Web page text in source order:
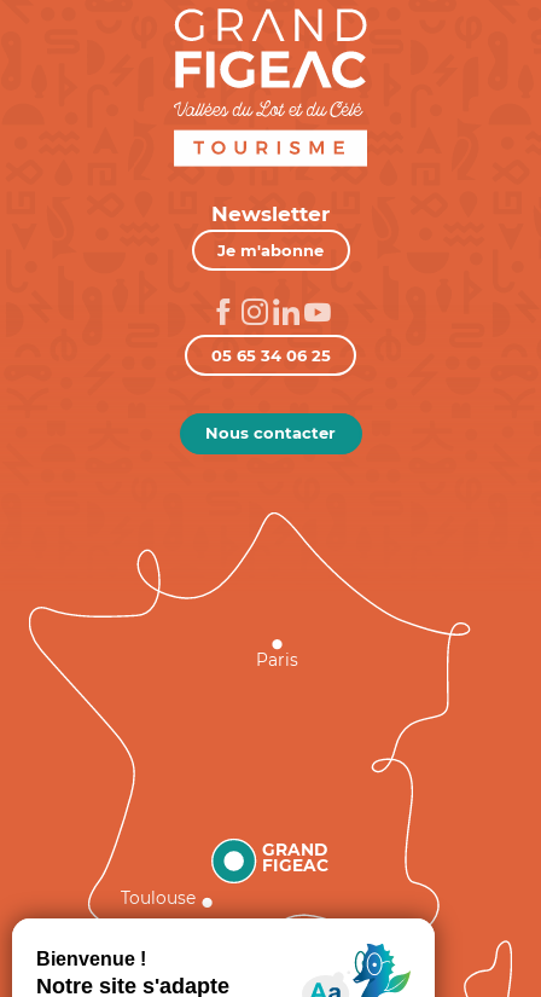
Newsletter
Je m'abonne
05 65 34 06 25
Nous contacter
GRAND
FIGEAC
Toulouse
Paris